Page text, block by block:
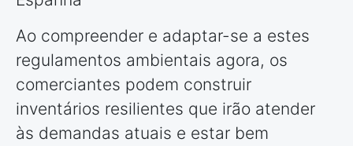
Ao compreender e adaptar-se a estes
regulamentos ambientais agora, os
comerciantes podem construir
inventários resilientes que irão atender
às demandas atuais e estar bem